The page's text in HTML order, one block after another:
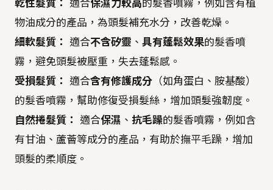
乾性髮質： 適合保濕力較高的髮香噴霧，例如含有植
物油成分的產品，為頭髮補充水分，改善乾燥。
細軟髮質：
適合不含矽靈 、 具有蓬鬆效果的髮香噴
霧，避免頭髮被壓重，失去蓬鬆感。
受損髮質：
適合含有修護成分 （如角蛋白、胺基酸）
的髮香噴霧，幫助修復受損髮絲，增加頭髮強韌度。
自然捲髮質：
適合保濕 、 抗毛躁的髮香噴霧，例如含
有甘油、蘆薈等成分的產品，有助於撫平毛躁，增加
頭髮的柔順度。